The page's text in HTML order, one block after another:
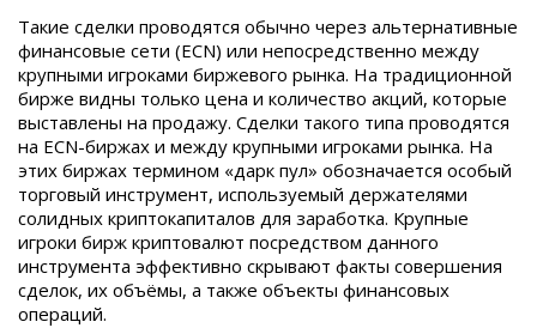
Такие сделки проводятся обычно через альтернативные
финансовые сети (ECN) или непосредственно между
крупными игроками биржевого рынка. На традиционной
бирже видны только цена и количество акций, которые
выставлены на продажу. Сделки такого типа проводятся
на ECN-биржах и между крупными игроками рынка. На
этих биржах термином «дарк пул» обозначается особый
торговый инструмент, используемый держателями
солидных криптокапиталов для заработка. Крупные
игроки бирж криптовалют посредством данного
инструмента эффективно скрывают факты совершения
сделок, их объёмы, а также объекты финансовых
операций.